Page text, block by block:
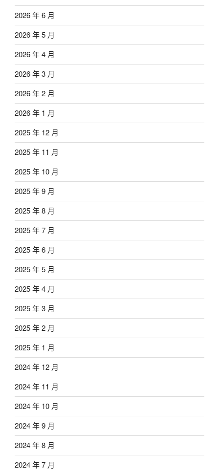
2026 年 6 月
2026 年 5 月
2026 年 4 月
2026 年 3 月
2026 年 2 月
2026 年 1 月
2025 年 12 月
2025 年 11 月
2025 年 10 月
2025 年 9 月
2025 年 8 月
2025 年 7 月
2025 年 6 月
2025 年 5 月
2025 年 4 月
2025 年 3 月
2025 年 2 月
2025 年 1 月
2024 年 12 月
2024 年 11 月
2024 年 10 月
2024 年 9 月
2024 年 8 月
2024 年 7 月